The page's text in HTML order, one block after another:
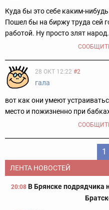
Куда бы это себе каким-
Пошел бы на биржу труда сей
работой. Ну просто злят народ.
28 ОКТ 12:22 #2
гала
вот как они умеют
место и пожизненно при
1
ЛЕНТА НОВОСТЕЙ
20:08 В Брянске подрядчика